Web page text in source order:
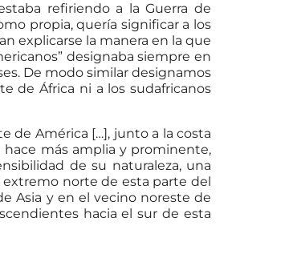
refiriendo a la Guerra de
propia, quería significar a los
explicarse la manera en la que
designaba siempre en
De modo similar designamos
de África ni a los sudafricanos
de América […], junto a la costa
hace más amplia y prominente,
de su naturaleza, una
norte de esta parte del
Asia y en el vecino noreste de
hacia el sur de esta